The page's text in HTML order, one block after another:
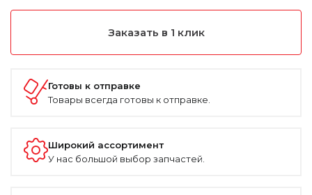
Заказать в 1 клик
Готовы к отправке
Товары всегда готовы к отправке.
Широкий ассортимент
У нас большой выбор запчастей.